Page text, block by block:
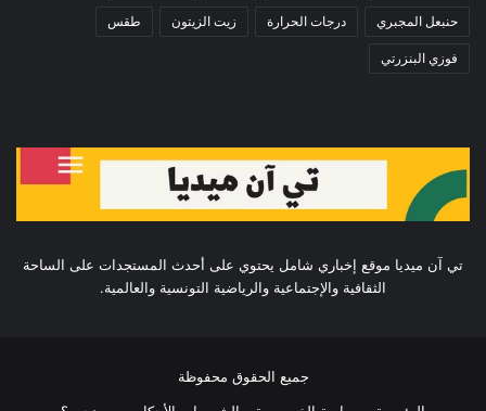
حنبعل المجبري درجات الحرارة زيت الزيتون طقس
فوزي البنزرتي
تي آن ميديا موقع إخباري شامل يحتوي على أحدث المستجدات على الساحة
الثقافية والإجتماعية والرياضية التونسية والعالمية.
جميع الحقوق محفوظة